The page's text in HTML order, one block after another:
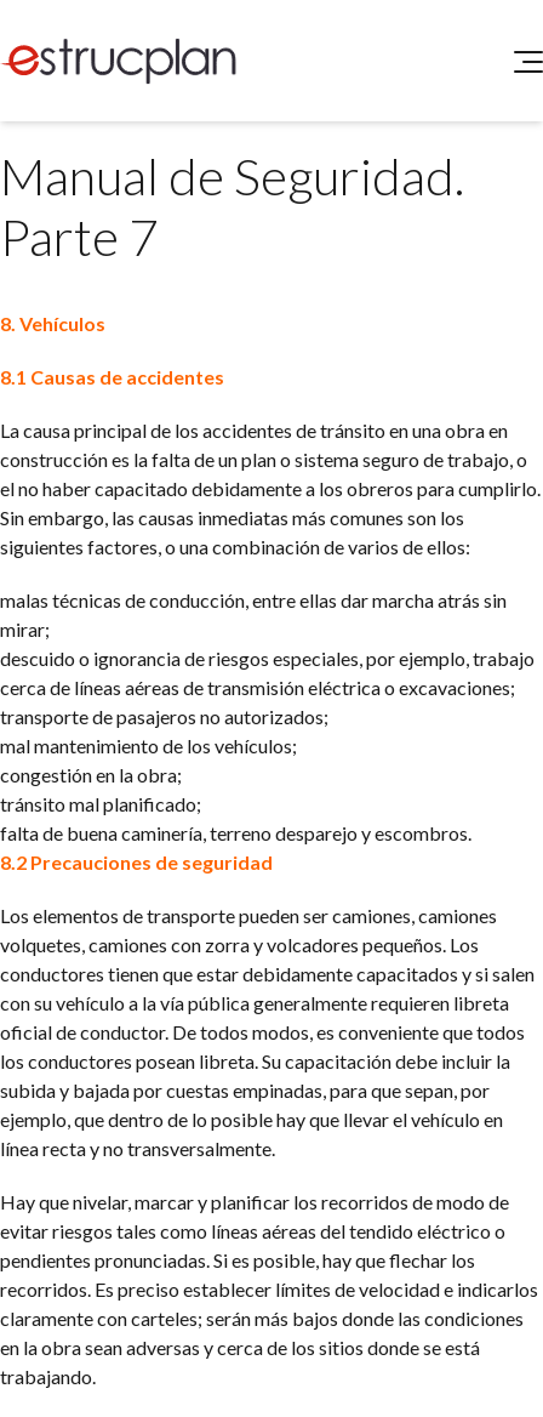
SERVICIOS
Medio Ambiente
INGRESAR
Buscador de Legislación
Matriz Premium
Manual de Seguridad.
Parte 7
8. Vehículos
8.1 Causas de accidentes
La causa principal de los accidentes de tránsito en una obra en
construcción es la falta de un plan o sistema seguro de trabajo, o
el no haber capacitado debidamente a los obreros para cumplirlo.
Sin embargo, las causas inmediatas más comunes son los
siguientes factores, o una combinación de varios de ellos:
malas técnicas de conducción, entre ellas dar marcha atrás sin
mirar;
descuido o ignorancia de riesgos especiales, por ejemplo, trabajo
cerca de líneas aéreas de transmisión eléctrica o excavaciones;
transporte de pasajeros no autorizados;
mal mantenimiento de los vehículos;
congestión en la obra;
tránsito mal planificado;
falta de buena caminería, terreno desparejo y escombros.
8.2 Precauciones de seguridad
Los elementos de transporte pueden ser camiones, camiones
volquetes, camiones con zorra y volcadores pequeños. Los
conductores tienen que estar debidamente capacitados y si salen
con su vehículo a la vía pública generalmente requieren libreta
oficial de conductor. De todos modos, es conveniente que todos
los conductores posean libreta. Su capacitación debe incluir la
subida y bajada por cuestas empinadas, para que sepan, por
ejemplo, que dentro de lo posible hay que llevar el vehículo en
línea recta y no transversalmente.
Hay que nivelar, marcar y planificar los recorridos de modo de
evitar riesgos tales como líneas aéreas del tendido eléctrico o
pendientes pronunciadas. Si es posible, hay que flechar los
recorridos. Es preciso establecer límites de velocidad e indicarlos
claramente con carteles; serán más bajos donde las condiciones
en la obra sean adversas y cerca de los sitios donde se está
trabajando.